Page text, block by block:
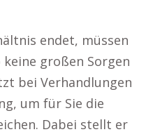
endet, müssen
großen Sorgen
bei Verhandlungen
um für Sie die
Dabei stellt er